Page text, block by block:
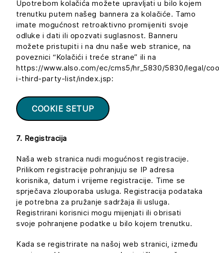
Upotrebom kolačića možete upravljati u bilo kojem
trenutku putem našeg bannera za kolačiće. Tamo
imate mogućnost retroaktivno promijeniti svoje
odluke i dati ili opozvati suglasnost. Banneru
možete pristupiti i na dnu naše web stranice, na
poveznici “Kolačići i treće strane” ili na
https://www.also.com/ec/cms5/hr_5830/5830/legal/
i-third-party-list/index.jsp:
COOKIE SETUP
7. Registracija
Naša web stranica nudi mogućnost registracije.
Prilikom registracije pohranjuju se IP adresa
korisnika, datum i vrijeme registracije. Time se
sprječava zlouporaba usluga. Registracija podataka
je potrebna za pružanje sadržaja ili usluga.
Registrirani korisnici mogu mijenjati ili obrisati
svoje pohranjene podatke u bilo kojem trenutku.
Kada se registrirate na našoj web stranici, između